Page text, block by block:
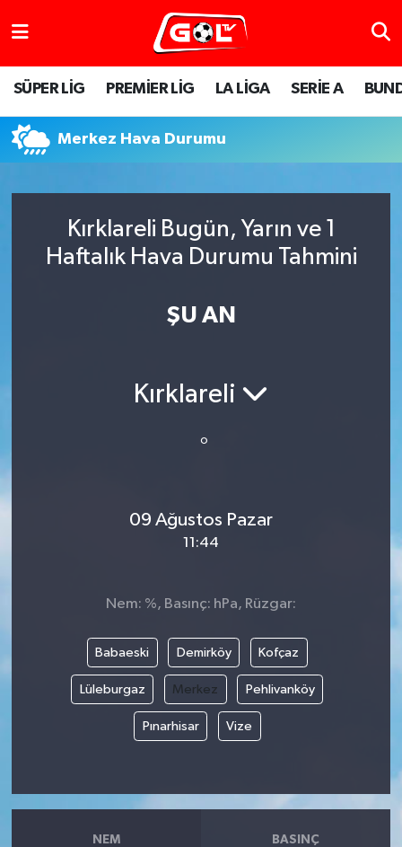
SÜPER LİG PREMİER LİG LA LİGA SERİE A
Merkez Hava Durumu
Kırklareli Bugün, Yarın ve 1
Haftalık Hava Durumu Tahmini
ŞU AN
Kırklareli
°
09 Ağustos Pazar
11:44
Nem: %, Basınç: hPa, Rüzgar:
Babaeski Demirköy Kofçaz
Lüleburgaz Merkez Pehlivanköy
Pınarhisar Vize
NEM BASINÇ